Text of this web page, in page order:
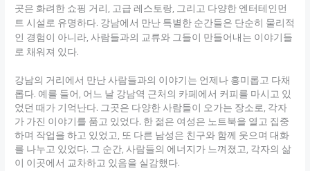
곳은 화려한 쇼핑 거리, 고급 레스토랑, 그리고 다양한 엔터테인먼
트 시설로 유명하다. 강남에서 만난 특별한 순간들은 단순히 물리적
인 경험이 아니라, 사람들과의 교류와 그들이 만들어내는 이야기들
로 채워져 있다.
강남의 거리에서 만난 사람들과의 이야기는 언제나 흥미롭고 다채
롭다. 예를 들어, 어느 날 강남역 근처의 카페에서 커피를 마시고 있
었던 때가 기억난다. 그곳은 다양한 사람들이 오가는 장소로, 각자
가 가진 이야기를 품고 있었다. 한 젊은 여성은 노트북을 열고 집중
하며 작업을 하고 있었고, 또 다른 남성은 친구와 함께 웃으며 대화
를 나누고 있었다. 그 순간, 사람들의 에너지가 느껴졌고, 각자의 삶
이 이곳에서 교차하고 있음을 실감했다.